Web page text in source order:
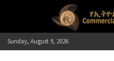
Sunday, August 9, 2026